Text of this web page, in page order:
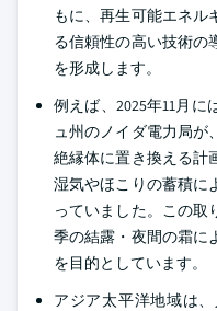
もに、再生可能エネル
る信頼性の高い技術の
を形成します。
例えば、2025年11月
ュ州のノイダ電力局が
絶縁体に置き換える計
湿気やほこりの蓄積に
っていました。この取
季の結露・夜間の霜に
を目的としています。
アジア太平洋地域は